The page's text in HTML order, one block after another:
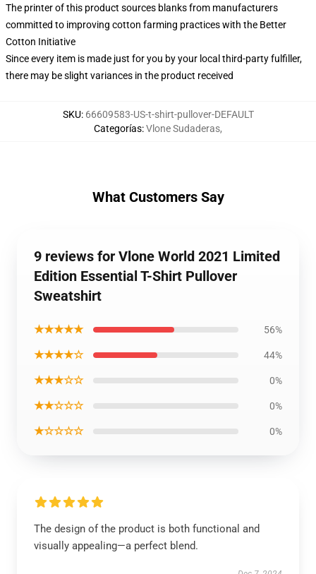
The printer of this product sources blanks from manufacturers
committed to improving cotton farming practices with the Better
Cotton Initiative
Since every item is made just for you by your local third-party fulfiller,
there may be slight variances in the product received
SKU: 66609583-US-t-shirt-pullover-DEFAULT
Categorías:Vlone Sudaderas,
What Customers Say
9 reviews for Vlone World 2021 Limited
Edition Essential T-Shirt Pullover
Sweatshirt
★★★★★ 56%
★★★★☆ 44%
★★★☆☆ 0%
★★☆☆☆ 0%
★☆☆☆☆ 0%
The design of the product is both functional and
visually appealing—a perfect blend.